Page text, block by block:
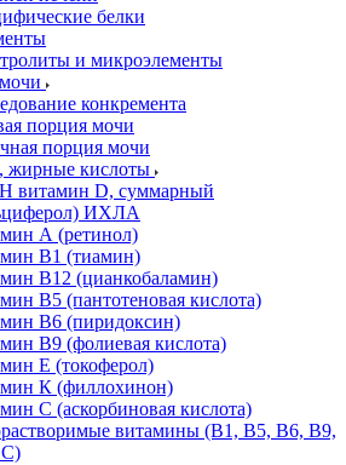
белки
и микроэлементы
конкремента
порция мочи
порция мочи
жирные кислоты
витамин D, суммарный
ИХЛА
А (ретинол)
В1 (тиамин)
В12 (цианкобаламин)
В5 (пантотеновая кислота)
В6 (пиридоксин)
В9 (фолиевая кислота)
Е (токоферол)
К (филлохинон)
С (аскорбиновая кислота)
витамины (B1, B5, B6, В9,